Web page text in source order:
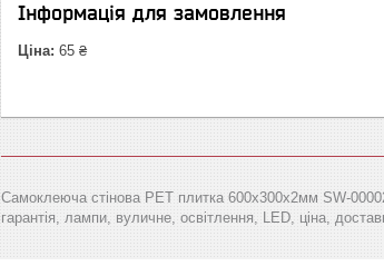
Інформація для замовлення
Ціна: 65 ₴
Самоклеюча стінова PET плитка 600х300х2мм SW-
гарантія, лампи, вуличне, освітлення, LED, ціна,